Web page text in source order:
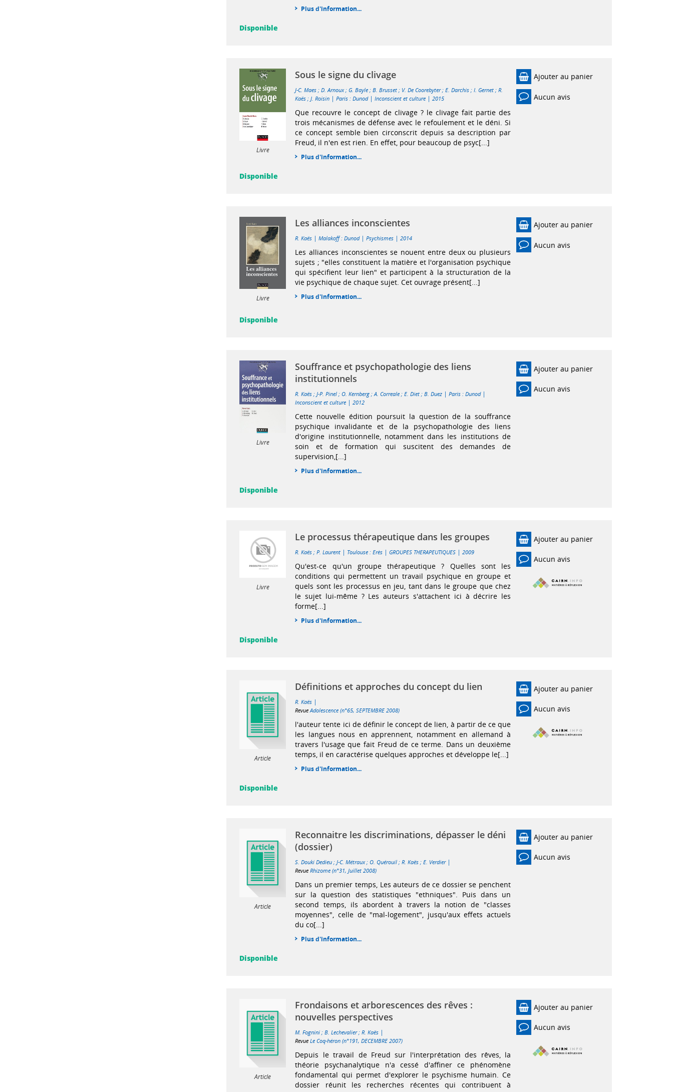
Plus d'information...
Disponible
Livre
Sous le signe du clivage
J-C. Maes ;D. Arnoux;G. Bayle ;B. Brusset ; V. De Coorebyter;E. Darchis ;I. Gernet ;R.
Kaës ;J. Roisin |Paris : Dunod|Inconscient et culture |2015
Que recouvre le concept de clivage ? le clivage fait partie des
trois mécanismes de défense avec le refoulement et le déni. Si
ce concept semble bien circonscrit depuis sa description par
Freud, il n'en est rien. En effet, pour beaucoup de psyc[...]
Plus d'information...
Ajouter au panier
Aucun avis
Disponible
Livre
Les alliances inconscientes
R. Kaës |Malakoff : Dunod|Psychismes |2014
Les alliances inconscientes se nouent entre deux ou plusieurs
sujets ; "elles constituent la matière et l'organisation psychique
qui spécifient leur lien" et participent à la structuration de la
vie psychique de chaque sujet. Cet ouvrage présent[...]
Plus d'information...
Ajouter au panier
Aucun avis
Disponible
Livre
Souffrance et psychopathologie des liens
institutionnels
R. Kaës ;J-P. Pinel ;O. Kernberg ;A. Correale ;E. Diet ;B. Duez |Paris : Dunod|
Inconscient et culture |2012
Cette nouvelle édition poursuit la question de la souffrance
psychique invalidante et de la psychopathologie des liens
d'origine institutionnelle, notamment dans les institutions de
soin et de formation qui suscitent des demandes de
supervision,[...]
Plus d'information...
Ajouter au panier
Aucun avis
Disponible
Livre
Le processus thérapeutique dans les groupes
R. Kaës ;P. Laurent | Toulouse : Erès |GROUPES THERAPEUTIQUES |2009
Qu'est-ce qu'un groupe thérapeutique ? Quelles sont les
conditions qui permettent un travail psychique en groupe et
quels sont les processus en jeu, tant dans le groupe que chez
le sujet lui-même ? Les auteurs s'attachent ici à décrire les
forme[...]
Plus d'information...
Ajouter au panier
Aucun avis
Disponible
Article
Définitions et approches du concept du lien
R. Kaës |
RevueAdolescence (n°65, SEPTEMBRE 2008)
l'auteur tente ici de définir le concept de lien, à partir de ce que
les langues nous en apprennent, notamment en allemand à
travers l'usage que fait Freud de ce terme. Dans un deuxième
temps, il en caractérise quelques approches et développe le[...]
Plus d'information...
Ajouter au panier
Aucun avis
Disponible
Article
Reconnaitre les discriminations, dépasser le déni
(dossier)
S. Douki Dedieu ;J-C. Métraux;O. Quérouil ;R. Kaës ;E. Verdier |
RevueRhizome (n°31, Juillet 2008)
Dans un premier temps, Les auteurs de ce dossier se penchent
sur la question des statistiques "ethniques". Puis dans un
second temps, ils abordent à travers la notion de "classes
moyennes", celle de "mal-logement", jusqu'aux effets actuels
du co[...]
Plus d'information...
Ajouter au panier
Aucun avis
Disponible
Article
Frondaisons et arborescences des rêves :
nouvelles perspectives
M. Fognini ;B. Lechevalier;R. Kaës |
RevueLe Coq-héron (n°191, DECEMBRE 2007)
Depuis le travail de Freud sur l'interprétation des rêves, la
théorie psychanalytique n'a cessé d'affiner ce phénomène
fondamental qui permet d'explorer le psychisme humain. Ce
dossier réunit les recherches récentes qui contribuent à
Ajouter au panier
Aucun avis